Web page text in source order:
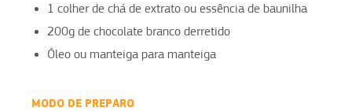
1 colher de chá de extrato ou essência de baunilha
200g de chocolate branco derretido
Óleo ou manteiga para manteiga
MODO DE PREPARO